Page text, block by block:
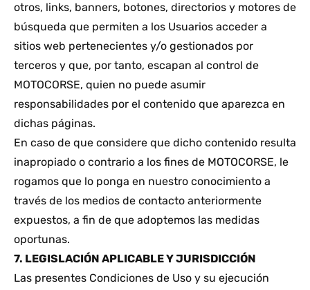
otros, links, banners, botones, directorios y motores de
búsqueda que permiten a los Usuarios acceder a
sitios web pertenecientes y/o gestionados por
terceros y que, por tanto, escapan al control de
MOTOCORSE, quien no puede asumir
responsabilidades por el contenido que aparezca en
dichas páginas.
En caso de que considere que dicho contenido resulta
inapropiado o contrario a los fines de MOTOCORSE, le
rogamos que lo ponga en nuestro conocimiento a
través de los medios de contacto anteriormente
expuestos, a fin de que adoptemos las medidas
oportunas.
7. LEGISLACIÓN APLICABLE Y JURISDICCIÓN
Las presentes Condiciones de Uso y su ejecución